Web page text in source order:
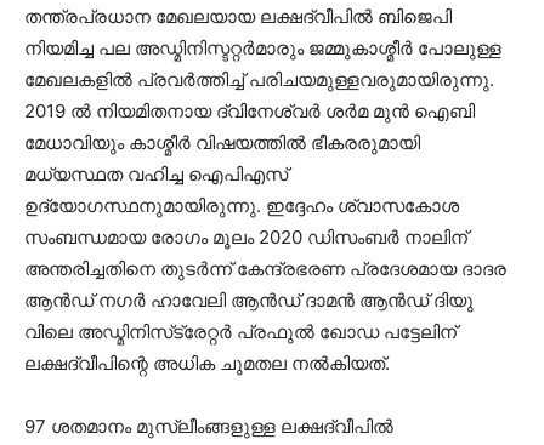
തന്ത്രപ്രധാന മേഖലയായ ലക്ഷദ്വീപില്‍ ബിജെപി
നിയമിച്ച പല അഡ്മിനിസ്ടറ്റര്‍മാരും ജമ്മുകാശ്മീര്‍ പോലുള്ള
മേഖലകളില്‍ പ്രവര്‍ത്തിച്ച് പരിചയമുള്ളവരുമായിരുന്നു.
2019 ല്‍ നിയമിതനായ ദ്വിനേശ്വര്‍ ശര്‍മ മുന്‍ ഐബി
മേധാവിയും കാശ്മീര്‍ വിഷയത്തില്‍ ഭീകരരുമായി
മധ്യസ്ഥത വഹിച്ച ഐപിഎസ്
ഉദ്യോഗസ്ഥനുമായിരുന്നു. ഇദ്ദേഹം ശ്വാസകോശ
സംബന്ധമായ രോഗം മൂലം 2020 ഡിസംബര്‍ നാലിന്
അന്തരിച്ചതിനെ തുടര്‍ന്ന് കേന്ദ്രഭരണ പ്രദേശമായ ദാദര
ആന്‍ഡ് നഗര്‍ ഹാവേലി ആന്‍ഡ് ദാമന്‍ ആന്‍ഡ് ദിയു
വിലെ അഡ്മിനിസ്‌ട്രേറ്റര്‍ പ്രഫുല്‍ ഖോഡ പട്ടേലിന്
ലക്ഷദ്വീപിന്റെ അധിക ചുമതല നല്‍കിയത്‌.
97 ശതമാനം മുസ്ലീംങ്ങളുള്ള ലക്ഷദ്വീപില്‍